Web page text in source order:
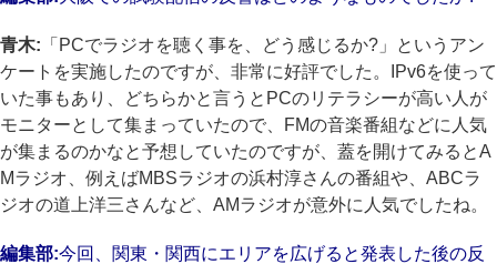
青木: 「PCでラジオを聴く事を、どう感じるか?」というアン
ケートを実施したのですが、非常に好評でした。IPv6を使って
いた事もあり、どちらかと言うとPCのリテラシーが高い人が
モニターとして集まっていたので、FMの音楽番組などに人気
が集まるのかなと予想していたのですが、蓋を開けてみるとA
Mラジオ、例えばMBSラジオの浜村淳さんの番組や、ABCラ
ジオの道上洋三さんなど、AMラジオが意外に人気でしたね。
編集部:今回、関東・関西にエリアを広げると発表した後の反